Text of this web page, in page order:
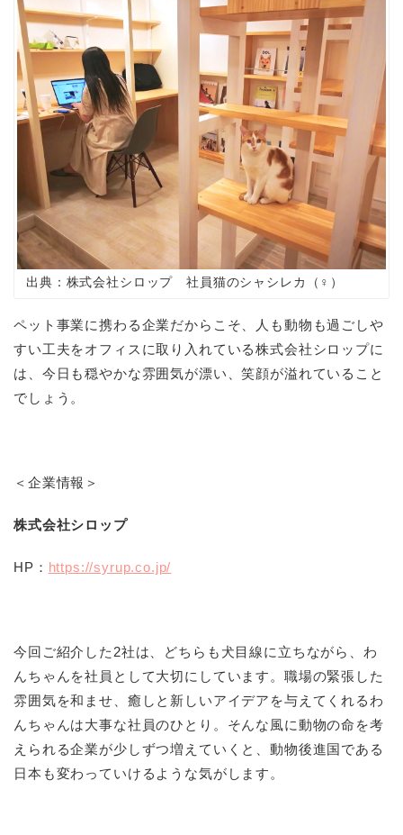
出典：株式会社シロップ 社員猫のシャシレカ（♀）
ペット事業に携わる企業だからこそ、人も動物も過ごしや
すい工夫をオフィスに取り入れている株式会社シロップに
は、今日も穏やかな雰囲気が漂い、笑顔が溢れていること
でしょう。
＜企業情報＞
株式会社シロップ
HP ： https://syrup.co.jp/
今回ご紹介した 2社は、どちらも犬目線に立ちながら、わ
んちゃんを社員として大切にしています。職場の緊張した
雰囲気を和ませ、癒しと新しいアイデアを与えてくれるわ
んちゃんは大事な社員のひとり。そんな風に動物の命を考
えられる企業が少しずつ増えていくと、動物後進国である
日本も変わっていけるような気がします。